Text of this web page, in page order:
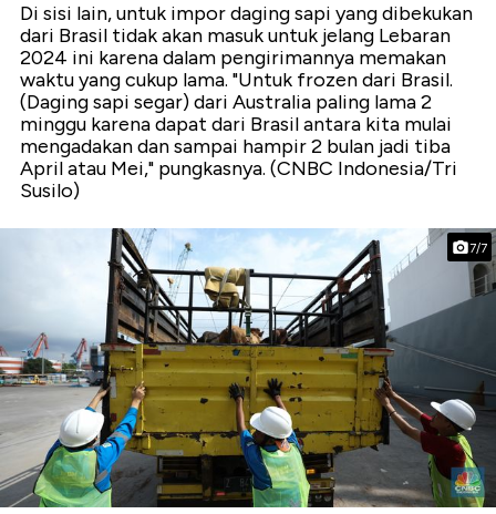
Di sisi lain, untuk impor daging sapi yang dibekukan
dari Brasil tidak akan masuk untuk jelang Lebaran
2024 ini karena dalam pengirimannya memakan
waktu yang cukup lama. "Untuk frozen dari Brasil.
(Daging sapi segar) dari Australia paling lama 2
minggu karena dapat dari Brasil antara kita mulai
mengadakan dan sampai hampir 2 bulan jadi tiba
April atau Mei," pungkasnya. (CNBC Indonesia/Tri
Susilo)
7/7